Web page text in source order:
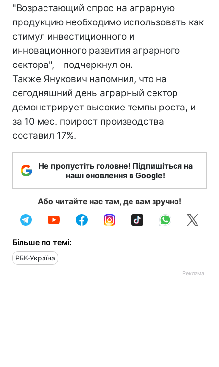
"Возрастающий спрос на аграрную
продукцию необходимо использовать как
стимул инвестиционного и
инновационного развития аграрного
сектора", - подчеркнул он.
Также Янукович напомнил, что на
сегодняшний день аграрный сектор
демонстрирует высокие темпы роста, и
за 10 мес. прирост производства
составил 17%.
Не пропустіть головне! Підпишіться на
наші оновлення в Google!
Або читайте нас там, де вам зручно!
Більше по темі:
РБК-Україна